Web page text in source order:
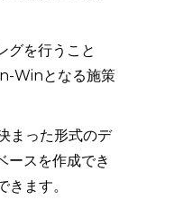
グを行うこと
Winとなる施策
まった形式のデ
ースを作成でき
ます。